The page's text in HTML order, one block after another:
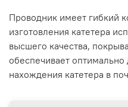
Проводник имеет гибкий
изготовления катетера
высшего качества,
обеспечивает
нахождения катетера в